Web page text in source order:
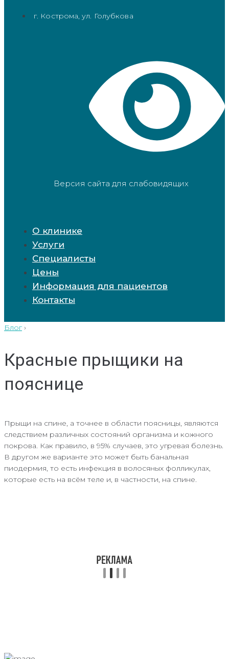
г. Кострома, ул. Голубкова
Версия сайта для слабовидящих
О клинике
Услуги
Специалисты
Цены
Информация для пациентов
Контакты
Блог ›
Красные прыщики на
пояснице
Прыщи на спине, а точнее в области поясницы, являются
следствием различных состояний организма и кожного
покрова. Как правило, в 95% случаев, это угревая болезнь.
В другом же варианте это может быть банальная
пиодермия, то есть инфекция в волосяных фолликулах,
которые есть на всём теле и, в частности, на спине.